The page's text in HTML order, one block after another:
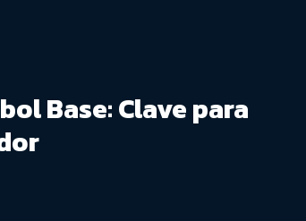
Base: Clave para